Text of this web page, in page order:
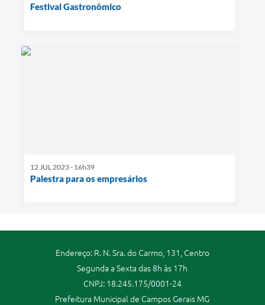
Festival Gastronômico
12 JUL 2023 - 16h39
Palestra para os empresários
Endereço: R. N. Sra. do Carmo, 131, Centro
Segunda a Sexta das 8h às 17h
CNPJ: 18.245.175/0001-24
Prefeitura Municipal de Campos Gerais MG